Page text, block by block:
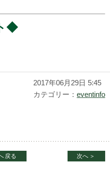
◆
2017年06月29日 5:45
カテゴリー： eventinfo
戻る 次へ ＞